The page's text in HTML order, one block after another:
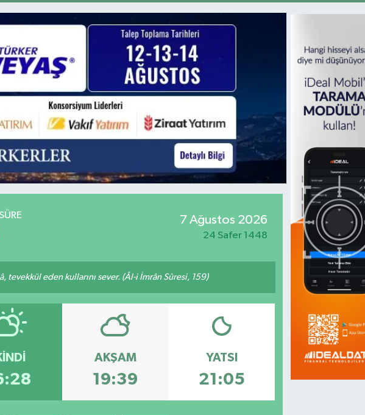
7 Ağustos 2026
24 Safer 1448
tevekkül eden kullarını sever. (Âl-i İmrân Sûresi, 159)
AKŞAM
19:39
YATSI
21:05